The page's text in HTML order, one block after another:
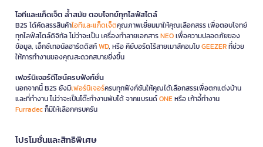
ไอทีและแก็ดเจ็ต ล้ำสมัย ตอบโจทย์ทุกไลฟ์สไตล์
B2S ได้คัดสรรสินค้าไอทีและแก็ดเจ็ตคุณภาพเยี่ยมมาให้คุณเลือกสรร เพื่อตอบโจทย์
ทุกไลฟ์สไตล์ดิจิทัล ไม่ว่าจะเป็น เครื่องทำลายเอกสารNEOเพื่อความปลอดภัยของ
ข้อมูล, เอ็กซ์เทอนัลฮาร์ดดิสก์WD, หรือ คีย์บอร์ดไร้สายเมาส์คอมโบGEEZERที่ช่วย
ให้การทำงานของคุณสะดวกสบายยิ่งขึ้น
เฟอร์นิเจอร์ดีไซน์ครบฟังก์ชั่น
นอกจากนี้ B2S ยังมีเฟอร์นิเจอร์ครบทุกฟังก์ชันให้คุณได้เลือกสรรเพื่อตกแต่งบ้าน
และที่ทำงาน ไม่ว่าจะเป็นโต๊ะทำงานพับได้ จากแบรนด์ONEหรือ เก้าอี้ทำงาน
Furradecก็มีให้เลือกครบครัน
โปรโมชั่นและสิทธิพิเศษ